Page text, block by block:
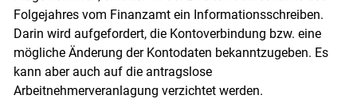
Folgejahres vom Finanzamt ein Informationsschreiben.
Darin wird aufgefordert, die Kontoverbindung bzw. eine
mögliche Änderung der Kontodaten bekanntzugeben. Es
kann aber auch auf die antragslose
Arbeitnehmerveranlagung verzichtet werden.